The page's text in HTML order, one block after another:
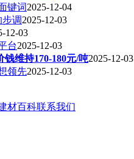
键词2025-12-04
调2025-12-03
12-03
台2025-12-03
钱维持170-180元/吨2025-12-03
领先2025-12-03
材百科联系我们